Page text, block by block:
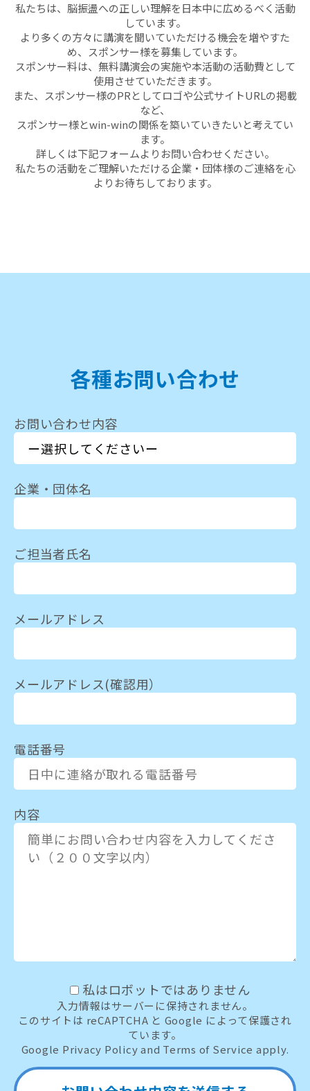
私たちは、脳振盪への正しい理解を日本中に広めるべく活動
しています。
より多くの方々に講演を聞いていただける機会を増やすた
め、スポンサー様を募集しています。
スポンサー料は、無料講演会の実施や本活動の活動費として
使用させていただきます。
また、スポンサー様のPRとしてロゴや公式サイトURLの掲載
など、
スポンサー様とwin-winの関係を築いていきたいと考えてい
ます。
詳しくは下記フォームよりお問い合わせください。
私たちの活動をご理解いただける企業・団体様のご連絡を心
よりお待ちしております。
各種お問い合わせ
お問い合わせ内容
企業・団体名
ご担当者氏名
メールアドレス
メールアドレス(確認用）
電話番号
内容
私はロボットではありません
入力情報はサーバーに保持されません。
このサイトは reCAPTCHA と Google によって保護され
ています。
Google Privacy Policy and Terms of Service apply.